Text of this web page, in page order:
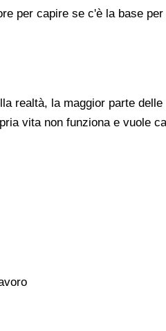
per capire se c'è la base
realtà, la maggior parte
vita non funziona e vuole